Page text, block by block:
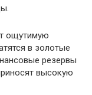
ощутимую
в золотые
резервы
высокую